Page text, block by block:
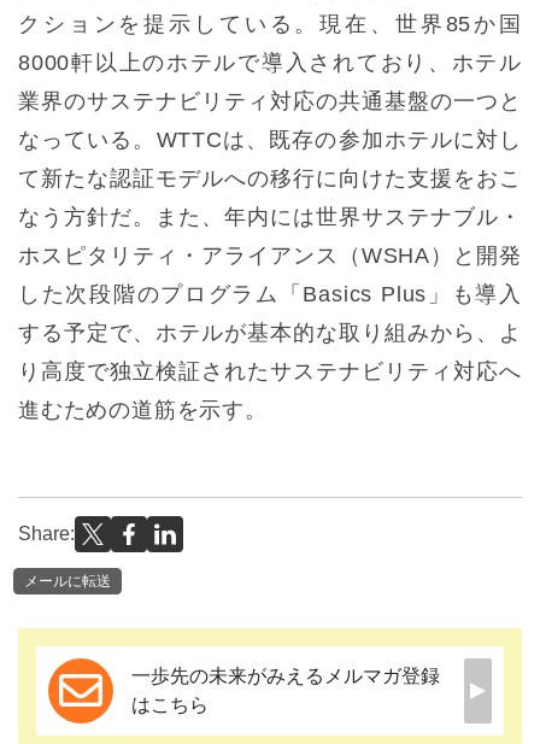
クションを提示している。現在、世界85か国
8000軒以上のホテルで導入されており、ホテル
業界のサステナビリティ対応の共通基盤の一つと
なっている。WTTCは、既存の参加ホテルに対し
て新たな認証モデルへの移行に向けた支援をおこ
なう方針だ。また、年内には世界サステナブル・
ホスピタリティ・アライアンス（WSHA）と開発
した次段階のプログラム「Basics Plus」も導入
する予定で、ホテルが基本的な取り組みから、よ
り高度で独立検証されたサステナビリティ対応へ
進むための道筋を示す。
Share:
メールに転送
一歩先の未来がみえるメルマガ登録
はこちら